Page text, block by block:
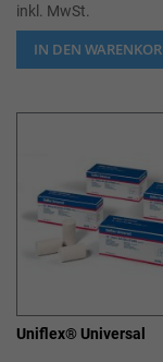
inkl. MwSt.
IN DEN
Uniflex® Universal